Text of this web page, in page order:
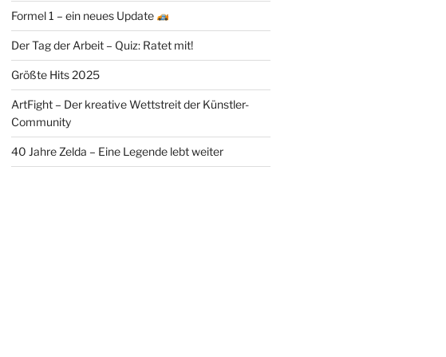
Formel 1 – ein neues Update
Der Tag der Arbeit – Quiz: Ratet mit!
Größte Hits 2025
ArtFight – Der kreative Wettstreit der Künstler-
Community
40 Jahre Zelda – Eine Legende lebt weiter